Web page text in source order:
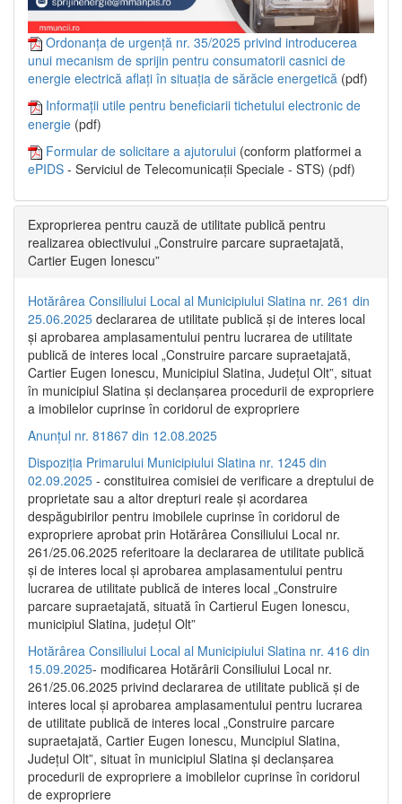
Ordonanța de urgență nr. 35/2025 privind introducerea
unui mecanism de sprijin pentru consumatorii casnici de
energie electrică aflați în situația de sărăcie energetică (pdf)
Informații utile pentru beneficiarii tichetului electronic de
energie (pdf)
Formular de solicitare a ajutorului (conform platformei a
ePIDS - Serviciul de Telecomunicații Speciale - STS) (pdf)
Exproprierea pentru cauză de utilitate publică pentru
realizarea obiectivului „Construire parcare supraetajată,
Cartier Eugen Ionescu”
Hotărârea Consiliului Local al Municipiului Slatina nr. 261 din
25.06.2025 declararea de utilitate publică și de interes local
și aprobarea amplasamentului pentru lucrarea de utilitate
publică de interes local „Construire parcare supraetajată,
Cartier Eugen Ionescu, Municipiul Slatina, Județul Olt”, situat
în municipiul Slatina și declanșarea procedurii de expropriere
a imobilelor cuprinse în coridorul de expropriere
Anunțul nr. 81867 din 12.08.2025
Dispoziția Primarului Municipiului Slatina nr. 1245 din
02.09.2025 - constituirea comisiei de verificare a dreptului de
proprietate sau a altor drepturi reale și acordarea
despăgubirilor pentru imobilele cuprinse în coridorul de
expropriere aprobat prin Hotărârea Consiliului Local nr.
261/25.06.2025 referitoare la declararea de utilitate publică
și de interes local și aprobarea amplasamentului pentru
lucrarea de utilitate publică de interes local „Construire
parcare supraetajată, situată în Cartierul Eugen Ionescu,
municipiul Slatina, județul Olt”
Hotărârea Consiliului Local al Municipiului Slatina nr. 416 din
15.09.2025- modificarea Hotărârii Consiliului Local nr.
261/25.06.2025 privind declararea de utilitate publică și de
interes local și aprobarea amplasamentului pentru lucrarea
de utilitate publică de interes local „Construire parcare
supraetajată, Cartier Eugen Ionescu, Muncipiul Slatina,
Județul Olt”, situat în municipiul Slatina și declanșarea
procedurii de expropriere a imobilelor cuprinse în coridorul
de expropriere